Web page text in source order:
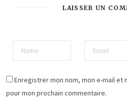
LAISSER UN
Enregistrer mon nom, mon e-mail et
pour mon prochain commentaire.